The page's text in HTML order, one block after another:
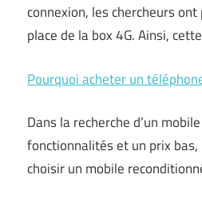
connexion, les chercheurs
place de la box 4G. Ainsi,
Pourquoi acheter un
Dans la recherche d’un
fonctionnalités et un prix
choisir un mobile